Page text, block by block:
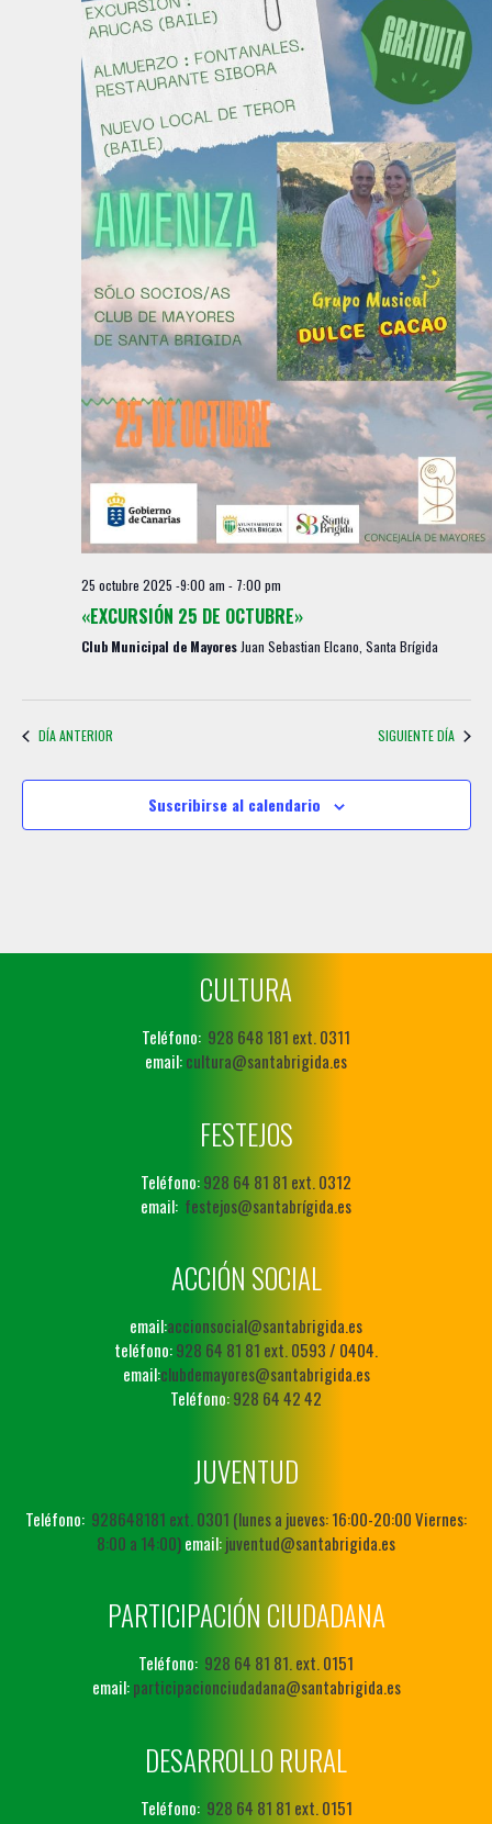
25 octubre 2025 -9:00 am - 7:00 pm
«EXCURSIÓN 25 DE OCTUBRE»
Club Municipal de Mayores Juan Sebastian Elcano, Santa Brígida
DÍA ANTERIOR SIGUIENTE DÍA
Suscribirse al calendario
CULTURA
Teléfono: 928 648 181 ext. 0311
email:cultura@santabrigida.es
FESTEJOS
Teléfono:928 64 81 81 ext. 0312
email: festejos@santabrígida.es
ACCIÓN SOCIAL
email:accionsocial@santabrigida.es
teléfono:928 64 81 81 ext. 0593 / 0404.
email:clubdemayores@santabrigida.es
Teléfono:928 64 42 42
JUVENTUD
Teléfono: 928648181 ext. 0301 (lunes a jueves: 16:00-20:00 Viernes:
8:00 a 14:00)email:juventud@santabrigida.es
PARTICIPACIÓN CIUDADANA
Teléfono: 928 64 81 81. ext. 0151
email:participacionciudadana@santabrigida.es
DESARROLLO RURAL
Teléfono:928 64 81 81 ext. 0151